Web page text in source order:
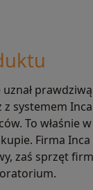
uznał
systemem
To właśnie
Firma
zaś sprzęt